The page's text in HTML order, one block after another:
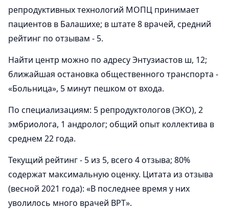
репродуктивных технологий МОПЦ принимает
пациентов в Балашихе; в штате 8 врачей, средний
рейтинг по отзывам - 5.
Найти центр можно по адресу Энтузиастов ш, 12;
ближайшая остановка общественного транспорта -
«Больница», 5 минут пешком от входа.
По специализациям: 5 репродуктологов (ЭКО), 2
эмбриолога, 1 андролог; общий опыт коллектива в
среднем 22 года.
Текущий рейтинг - 5 из 5, всего 4 отзыва; 80%
содержат максимальную оценку. Цитата из отзыва
(весной 2021 года): «В последнее время у них
уволилось много врачей ВРТ».